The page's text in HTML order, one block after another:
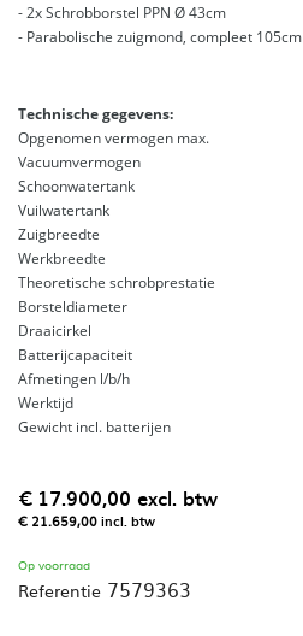
- 2x Schrobborstel PPN Ø 43cm
- Parabolische zuigmond, compleet 105cm
Technische gegevens:
Opgenomen vermogen max.
Vacuumvermogen
Schoonwatertank
Vuilwatertank
Zuigbreedte
Werkbreedte
Theoretische schrobprestatie
Borsteldiameter
Draaicirkel
Batterijcapaciteit
Afmetingen l/b/h
Werktijd
Gewicht incl. batterijen
€ 17.900,00 excl. btw
€ 21.659,00incl. btw
Op voorraad
Referentie 7579363